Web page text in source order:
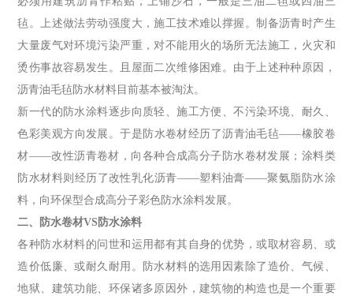
毡。上述做法劳动强度大，施工技术难以撑握。制备沥青时产生
大量废气对环境污染严重，对不能用火的场所无法施工，火灾和
烫伤事故容易发生。且屋面二次维修困难。由于上述种种原因，
沥青油毛毡防水材料目前基本被淘汰。
新一代的防水涂料逐步向质轻、施工方便、不污染环境、耐久、
色彩美观方向发展。于是防水卷材经历了沥青油毛毡——橡胶卷
材——改性沥青卷材，向各种合成高分子防水卷材发展；涂料类
防水材料则经历了改性乳化沥青——塑料油膏——聚氨脂防水涂
料，向环保型合成高分子彩色防水涂料发展。
二、防水卷材VS防水涂料
各种防水材料的问世和运用都有其自身的优势，或取材容易、或
造价低廉、或耐久耐用。防水材料的选用因素除了造价、气候、
地狱、建筑功能、环保诸多原因外，建筑物的构造也是一个重要